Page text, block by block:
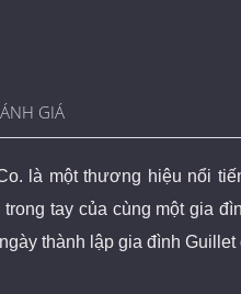
GIÁ
là một thương hiệu nổi
trong tay của cùng một gia
thành lập gia đình